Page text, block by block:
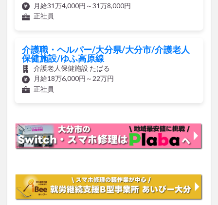
月給31万4,000円～31万8,000円
正社員
介護職・ヘルパー/大分県/大分市/介護老人
保健施設/ゆふ高原線
介護老人保健施設 たばる
月給18万6,000円～22万円
正社員